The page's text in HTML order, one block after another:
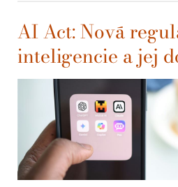
AI Act: Nová
inteligencie a jej